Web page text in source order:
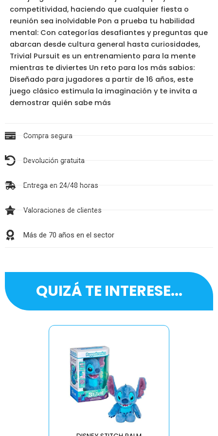
competitividad, haciendo que cualquier fiesta o
reunión sea inolvidable Pon a prueba tu habilidad
mental: Con categorías desafiantes y preguntas que
abarcan desde cultura general hasta curiosidades,
Trivial Pursuit es un entrenamiento para la mente
mientras te diviertes Un reto para los más sabios:
Diseñado para jugadores a partir de 16 años, este
juego clásico estimula la imaginación y te invita a
demostrar quién sabe más
Compra segura
Devolución gratuita
Entrega en 24/48 horas
Valoraciones de clientes
Más de 70 años en el sector
QUIZÁ TE INTERESE...